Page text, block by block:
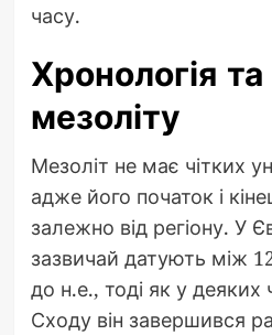
часу.
Хронологія
мезоліту
Мезоліт не має чітких
адже його початок і
залежно від регіону. У
зазвичай датують між
до н.е., тоді як у деяких
Сходу він завершився